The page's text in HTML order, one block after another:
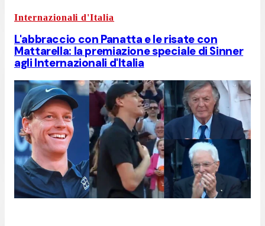
Internazionali d'Italia
L'abbraccio con Panatta e le risate con
Mattarella: la premiazione speciale di Sinner
agli Internazionali d'Italia